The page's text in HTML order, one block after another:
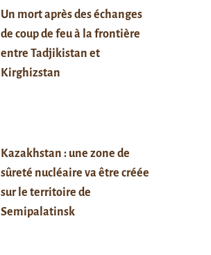
Un mort après des échanges
de coup de feu à la frontière
entre Tadjikistan et
Kirghizstan
Kazakhstan : une zone de
sûreté nucléaire va être créée
sur le territoire de
Semipalatinsk